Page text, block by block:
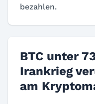
bezahlen.
BTC unter
Irankrieg
am